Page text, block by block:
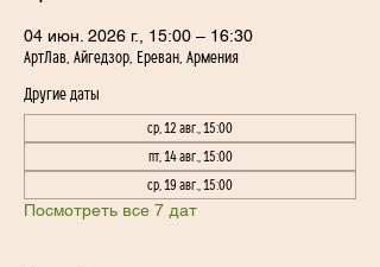
04 июн. 2026 г., 15:00 – 16:30
АртЛав, Айгедзор, Ереван, Армения
Другие даты
ср, 12 авг., 15:00
пт, 14 авг., 15:00
ср, 19 авг., 15:00
Посмотреть все 7 дат